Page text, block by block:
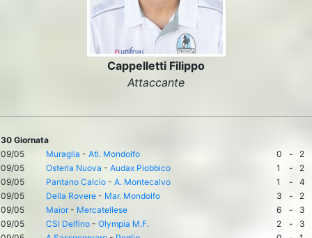
Cappelletti Filippo
Attaccante
30 Giornata
09/05
Muraglia - Atl. Mondolfo 0 -
2
09/05
Osteria Nuova - Audax Piobbico 1 -
2
09/05
Pantano Calcio - A. Montecalvo 1 -
4
09/05
Della Rovere - Mar. Mondolfo 3 -
2
09/05
Maior- Mercatellese 6 -
3
09/05
CSI Delfino - Olympia M.F. 2 -
3